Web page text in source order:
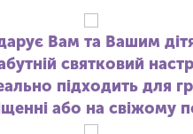
Вам та Вашим
святковий
підходить для
або на свіжому